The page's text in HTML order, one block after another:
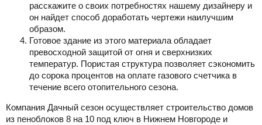
расскажите о своих потребностях нашему дизайнеру и
он найдет способ доработать чертежи наилучшим
образом.
Готовое здание из этого материала обладает
превосходной защитой от огня и сверхнизких
температур. Пористая структура позволяет сэкономить
до сорока процентов на оплате газового счетчика в
течение всего отопительного сезона.
Компания Дачный сезон осуществляет строительство домов
из пеноблоков 8 на 10 под ключ в Нижнем Новгороде и